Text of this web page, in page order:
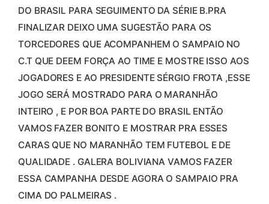
DO BRASIL PARA SEGUIMENTO DA SÉRIE B.PRA
FINALIZAR DEIXO UMA SUGESTÃO PARA OS
TORCEDORES QUE ACOMPANHEM O SAMPAIO NO
C.T QUE DEEM FORÇA AO TIME E MOSTRE ISSO AOS
JOGADORES E AO PRESIDENTE SÉRGIO FROTA ,ESSE
JOGO SERÁ MOSTRADO PARA O MARANHÃO
INTEIRO , E POR BOA PARTE DO BRASIL ENTÃO
VAMOS FAZER BONITO E MOSTRAR PRA ESSES
CARAS QUE NO MARANHÃO TEM FUTEBOL E DE
QUALIDADE . GALERA BOLIVIANA VAMOS FAZER
ESSA CAMPANHA DESDE AGORA O SAMPAIO PRA
CIMA DO PALMEIRAS .